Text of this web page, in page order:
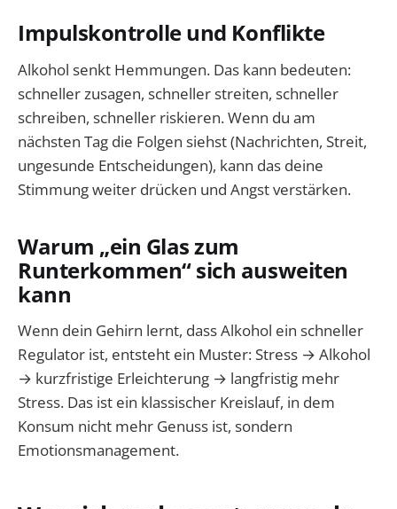
Impulskontrolle und Konflikte
Alkohol senkt Hemmungen. Das kann bedeuten:
schneller zusagen, schneller streiten, schneller
schreiben, schneller riskieren. Wenn du am
nächsten Tag die Folgen siehst (Nachrichten, Streit,
ungesunde Entscheidungen), kann das deine
Stimmung weiter drücken und Angst verstärken.
Warum „ein Glas zum
Runterkommen“ sich ausweiten
kann
Wenn dein Gehirn lernt, dass Alkohol ein schneller
Regulator ist, entsteht ein Muster: Stress → Alkohol
→ kurzfristige Erleichterung → langfristig mehr
Stress. Das ist ein klassischer Kreislauf, in dem
Konsum nicht mehr Genuss ist, sondern
Emotionsmanagement.